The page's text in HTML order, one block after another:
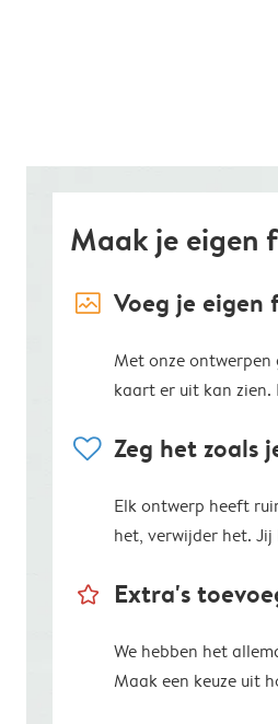
Maak je eigen
image_placeholder Voeg je eigen
Met onze ontwerpen
kaart er uit kan zien.
heart Zeg het zoals
Elk ontwerp heeft
het, verwijder het. Jij
star_outline Extra's
We hebben het
Maak een keuze uit